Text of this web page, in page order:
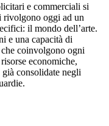
e commerciali si
rivolgono oggi ad un
il mondo dell’arte.
e una capacità di
che coinvolgono ogni
economiche,
consolidate negli